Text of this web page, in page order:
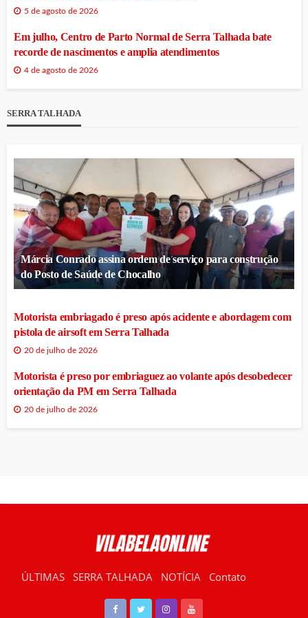
5 de agosto de 2026
Em julho, Centro de Parto Normal de Serra Talhada bate
recorde de nascimentos e amplia atendimentos
4 de agosto de 2026
SERRA TALHADA
Márcia Conrado assina ordem de serviço para construção
do Posto de Saúde de Chocalho
Motorista embriagado é preso após acidente e abordagem com
pistola de airsoft em Serra Talhada
20 de julho de 2026
Motorista é preso por embriaguez ao volante após desobedecer
orientação da PM em Serra Talhada
20 de julho de 2026
ÚLTIMAS SERRA TALHADA NOTÍCIA Contato